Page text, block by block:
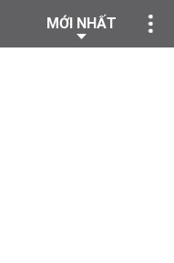
MỚI NHẤT